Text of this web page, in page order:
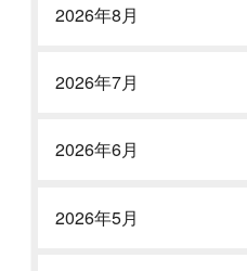
2026年8月
2026年7月
2026年6月
2026年5月